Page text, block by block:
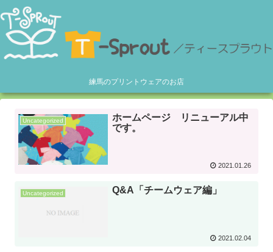
練馬のプリントウェアのお店
Uncategorized
ホームページ リニューアル中
です。
2021.01.26
Uncategorized Q&A「チームウェア編」
2021.02.04